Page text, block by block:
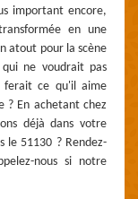
important encore,
en une
atout pour la scène
qui ne voudrait pas
ferait ce qu'il aime
? En achetant chez
déjà dans votre
le 51130 ? Rendez-
nous si notre